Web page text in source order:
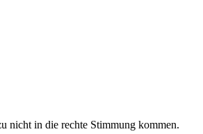
nicht in die rechte Stimmung kommen.